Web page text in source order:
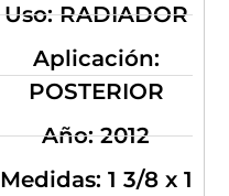
Uso: RADIADOR
Aplicación:
POSTERIOR
Año: 2012
Medidas: 1 3/8 x 1